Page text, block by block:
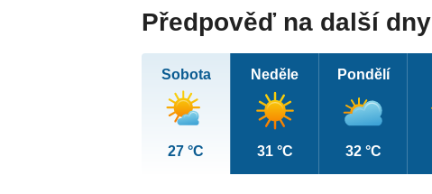
Předpověď na další dny
Sobota
27 °C
Neděle
31 °C
Pondělí
32 °C